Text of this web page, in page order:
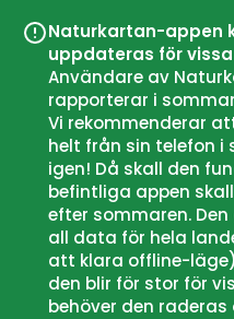
Naturkartan-appen
uppdateras för
Användare av
rapporterar i
Vi rekommenderar
helt från sin telefon i
igen! Då skall den
befintliga appen
efter sommaren.
all data för hela
att klara offline-
den blir för stor för
behöver den